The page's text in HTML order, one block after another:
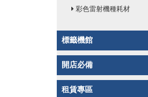
彩色雷射機種耗材
標籤機館
開店必備
租賃專區